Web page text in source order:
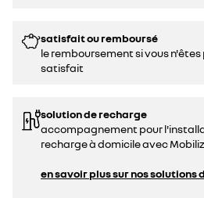
satisfait ou remboursé
le remboursement si vous
satisfait
solution de recharge
accompagnement pour
recharge à domicile avec
en savoir plus sur nos solutions